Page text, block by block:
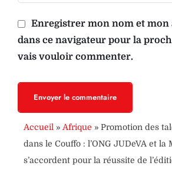
Enregistrer mon nom et mon
dans ce navigateur pour la
vais vouloir commenter.
Envoyer le commentaire
Accueil » Afrique » Promotion des
dans le Couffo : l’ONG JUDeVA et la
s’accordent pour la réussite de